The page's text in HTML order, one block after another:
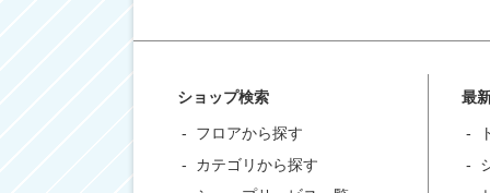
ショップ検索
フロアから探す
カテゴリから探す
最